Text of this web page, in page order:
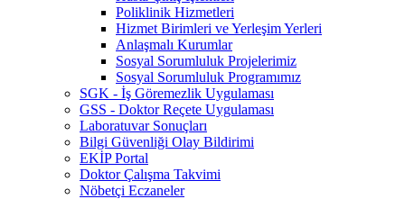
Poliklinik Hizmetleri
Hizmet Birimleri ve Yerleşim Yerleri
Anlaşmalı Kurumlar
Sosyal Sorumluluk Projelerimiz
Sosyal Sorumluluk Programımız
SGK - İş Göremezlik Uygulaması
GSS - Doktor Reçete Uygulaması
Laboratuvar Sonuçları
Bilgi Güvenliği Olay Bildirimi
EKİP Portal
Doktor Çalışma Takvimi
Nöbetçi Eczaneler